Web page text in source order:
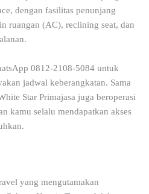
dengan fasilitas penunjang
ruangan (AC), reclining seat, dan
0812-2108-5084 untuk
jadwal keberangkatan. Sama
Star Primajasa juga beroperasi
kamu selalu mendapatkan akses
yang mengutamakan